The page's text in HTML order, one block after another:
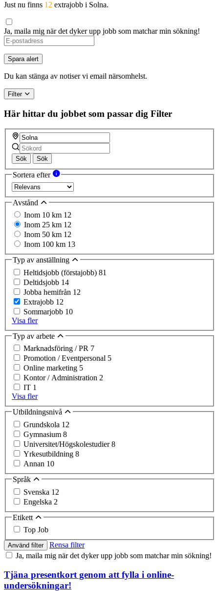
Just nu finns 12 extrajobb i Solna.
Ja, maila mig när det dyker upp jobb som matchar min sökning!
Spara alert
Du kan stänga av notiser vi email närsomhelst.
Filter
Här hittar du jobbet som passar dig Filter
Sök Sök
Sortera efter
Avstånd
Inom 10 km 12
Inom 25 km 12
Inom 50 km 12
Inom 100 km 13
Typ av anställning
Heltidsjobb (förstajobb) 81
Deltidsjobb 14
Jobba hemifrån 12
Extrajobb 12
Sommarjobb 10
Visa fler
Typ av arbete
Marknadsföring / PR 7
Promotion / Eventpersonal 5
Online marketing 5
Kontor / Administration 2
IT 1
Visa fler
Utbildningsnivå
Grundskola 12
Gymnasium 8
Universitet/Högskolestudier8
Yrkesutbildning 8
Annan 10
Språk
Svenska 12
Engelska 2
Etikett
Top Job
Använd filter
Rensa filter
Ja, maila mig när det dyker upp jobb som matchar min sökning!
Tjäna presentkort genom att fylla i online-
undersökningar!